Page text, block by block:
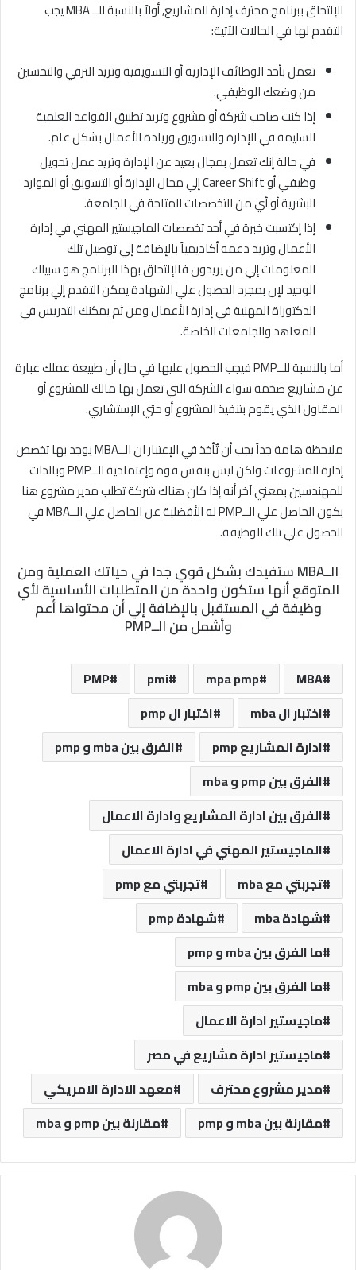
الإلتحاق ببرنامج محترف إدارة المشاريع, أولاً بالنسبة للــ MBA يجب
التقدم لها في الحالات الآتية:
تعمل بأحد الوظائف الإدارية أو التسويقية وتريد الترقي والتحسين
من وضعك الوظيفي.
إذا كنت صاحب شركة أو مشروع وتريد تطبيق القواعد العلمية
السليمة في الإدارة والتسويق وريادة الأعمال بشكل عام.
في حالة إنك تعمل بمجال بعيد عن الإدارة وتريد عمل تحويل
وظيفي أو Career Shift إلي مجال الإدارة أو التسويق أو الموارد
البشرية أو أي من التخصصات المتاحة في الجامعة.
إذا إكتسبت خبرة في أحد تخصصات الماجيستير المهني في إدارة
الأعمال وتريد دعمه أكاديمياً بالإضافة إلي توصيل تلك
المعلومات إلي من يريدون فالإلتحاق بهذا البرنامج هو سبيلك
الوحيد لإن بمجرد الحصول علي الشهادة يمكن التقدم إلي برنامج
الدكتوراة المهنية في إدارة الأعمال ومن ثم يمكنك التدريس في
المعاهد والجامعات الخاصة.
أما بالنسبة للــPMP فيجب الحصول عليها في حال أن طبيعة عملك عبارة
عن مشاريع ضخمة سواء الشركة التي تعمل بها مالك للمشروع أو
المقاول الذي يقوم بتنفيذ المشروع أو حتي الإستشاري.
ملاحظة هامة جداً يجب أن تٌأخذ في الإعتبار ان الــMBA يوجد بها تخصص
إدارة المشروعات ولكن ليس بنفس قوة وإعتمادية الــPMP وبالذات
للمهندسين بمعني آخر أنه إذا كان هناك شركة تطلب مدير مشروع هنا
يكون الحاصل علي الــPMP له الأفضلية عن الحاصل علي الــMBA في
الحصول علي تلك الوظيفة.
الــMBA ستفيدك بشكل قوي جدا في حياتك العملية ومن
المتوقع أنها ستكون واحدة من المتطلبات الأساسية لأي
وظيفة في المستقبل بالإضافة إلي أن محتواها أعم
وأشمل من الــPMP
MBA
mpa pmp
pmi
PMP
اختبار ال mba
اختبار ال pmp
ادارة المشاريع pmp
الفرق بين mba و pmp
الفرق بين pmp و mba
الفرق بين ادارة المشاريع وادارة الاعمال
الماجيستير المهني في ادارة الاعمال
تجربتي مع mba
تجربتي مع pmp
شهادة mba
شهادة pmp
ما الفرق بين mba و pmp
ما الفرق بين pmp و mba
ماجيستير ادارة الاعمال
ماجيستير ادارة مشاريع في مصر
مدير مشروع محترف
معهد الادارة الامريكي
مقارنة بين mba و pmp
مقارنة بين pmp و mba